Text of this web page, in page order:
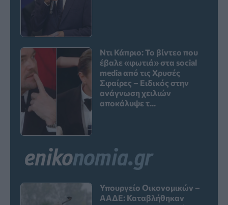
Ντι Κάπριο: Το βίντεο που
έβαλε «φωτιά» στα social
media από τις Χρυσές
Σφαίρες – Ειδικός στην
ανάγνωση χειλιών
αποκάλυψε τ...
Υπουργείο Οικονομικών –
ΑΑΔΕ: Καταβλήθηκαν